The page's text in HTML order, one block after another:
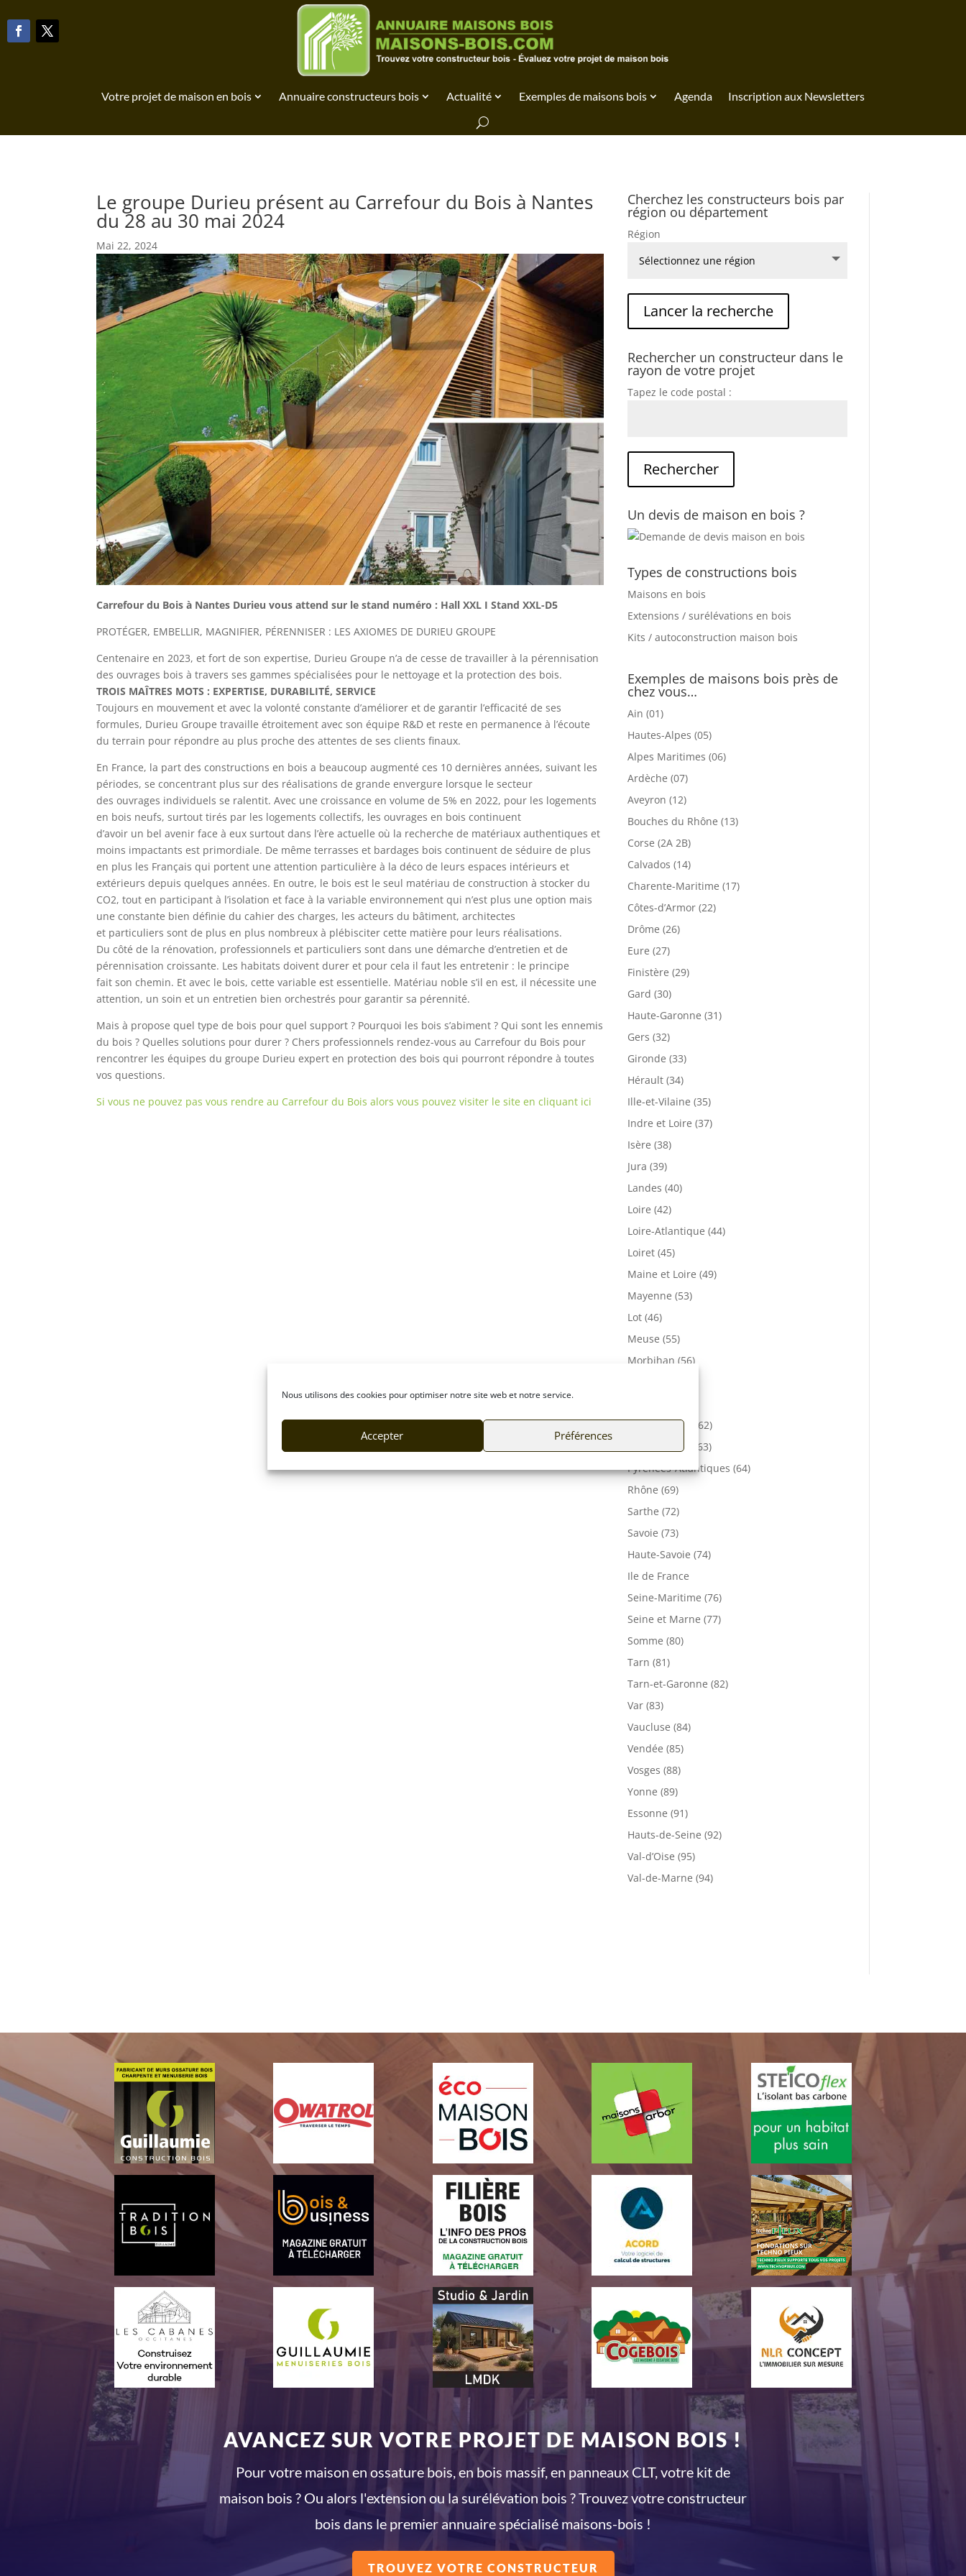
Nous utilisons des cookies pour optimiser notre site web et notre service.
Accepter Préférences
Votre projet de maison en bois Annuaire constructeurs bois Actualité Exemples de maisons bois Agenda Inscription aux Newsletters
Le groupe Durieu présent au Carrefour du Bois à Nantes
du 28 au 30 mai 2024
Mai 22, 2024
Carrefour du Bois à Nantes Durieu vous attend sur le stand numéro : Hall XXL I Stand XXL-D5
PROTÉGER, EMBELLIR, MAGNIFIER, PÉRENNISER : LES AXIOMES DE DURIEU GROUPE
Centenaire en 2023, et fort de son expertise, Durieu Groupe n’a de cesse de travailler à la pérennisation
des ouvrages bois à travers ses gammes spécialisées pour le nettoyage et la protection des bois.
TROIS MAÎTRES MOTS : EXPERTISE, DURABILITÉ, SERVICE
Toujours en mouvement et avec la volonté constante d’améliorer et de garantir l’efficacité de ses
formules, Durieu Groupe travaille étroitement avec son équipe R&D et reste en permanence à l’écoute
du terrain pour répondre au plus proche des attentes de ses clients finaux.
En France, la part des constructions en bois a beaucoup augmenté ces 10 dernières années, suivant les
périodes, se concentrant plus sur des réalisations de grande envergure lorsque le secteur
des ouvrages individuels se ralentit. Avec une croissance en volume de 5% en 2022, pour les logements
en bois neufs, surtout tirés par les logements collectifs, les ouvrages en bois continuent
d’avoir un bel avenir face à eux surtout dans l’ère actuelle où la recherche de matériaux authentiques et
moins impactants est primordiale. De même terrasses et bardages bois continuent de séduire de plus
en plus les Français qui portent une attention particulière à la déco de leurs espaces intérieurs et
extérieurs depuis quelques années. En outre, le bois est le seul matériau de construction à stocker du
CO2, tout en participant à l’isolation et face à la variable environnement qui n’est plus une option mais
une constante bien définie du cahier des charges, les acteurs du bâtiment, architectes
et particuliers sont de plus en plus nombreux à plébisciter cette matière pour leurs réalisations.
Du côté de la rénovation, professionnels et particuliers sont dans une démarche d’entretien et de
pérennisation croissante. Les habitats doivent durer et pour cela il faut les entretenir : le principe
fait son chemin. Et avec le bois, cette variable est essentielle. Matériau noble s’il en est, il nécessite une
attention, un soin et un entretien bien orchestrés pour garantir sa pérennité.
Mais à propose quel type de bois pour quel support ? Pourquoi les bois s’abiment ? Qui sont les ennemis
du bois ? Quelles solutions pour durer ? Chers professionnels rendez-vous au Carrefour du Bois pour
rencontrer les équipes du groupe Durieu expert en protection des bois qui pourront répondre à toutes
vos questions.
Si vous ne pouvez pas vous rendre au Carrefour du Bois alors vous pouvez visiter le site en cliquant ici
Cherchez les constructeurs bois par
région ou département
Région
Rechercher un constructeur dans le
rayon de votre projet
Tapez le code postal :
Un devis de maison en bois ?
Types de constructions bois
Maisons en bois
Extensions / surélévations en bois
Kits / autoconstruction maison bois
Exemples de maisons bois près de
chez vous…
Ain (01)
Hautes-Alpes (05)
Alpes Maritimes (06)
Ardèche (07)
Aveyron (12)
Bouches du Rhône (13)
Corse (2A 2B)
Calvados (14)
Charente-Maritime (17)
Côtes-d’Armor (22)
Drôme (26)
Eure (27)
Finistère (29)
Gard (30)
Haute-Garonne (31)
Gers (32)
Gironde (33)
Hérault (34)
Ille-et-Vilaine (35)
Indre et Loire (37)
Isère (38)
Jura (39)
Landes (40)
Loire (42)
Loire-Atlantique (44)
Loiret (45)
Maine et Loire (49)
Mayenne (53)
Lot (46)
Meuse (55)
Morbihan (56)
Pas-de-Calais (62)
Puy De Dôme (63)
Pyrénées-Atlantiques (64)
Rhône (69)
Sarthe (72)
Savoie (73)
Haute-Savoie (74)
Ile de France
Seine-Maritime (76)
Seine et Marne (77)
Somme (80)
Tarn (81)
Tarn-et-Garonne (82)
Var (83)
Vaucluse (84)
Vendée (85)
Vosges (88)
Yonne (89)
Essonne (91)
Hauts-de-Seine (92)
Val-d’Oise (95)
Val-de-Marne (94)
AVANCEZ SUR VOTRE PROJET DE MAISON BOIS !
Pour votre maison en ossature bois, en bois massif, en panneaux CLT, votre kit de
maison bois ? Ou alors l'extension ou la surélévation bois ? Trouvez votre constructeur
bois dans le premier annuaire spécialisé maisons-bois !
TROUVEZ VOTRE CONSTRUCTEUR